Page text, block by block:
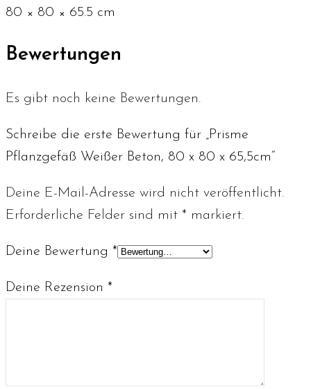
80 × 80 × 65.5 cm
Bewertungen
Es gibt noch keine Bewertungen.
Schreibe die erste Bewertung für „Prisme
Pflanzgefäß Weißer Beton, 80 x 80 x 65,5cm“
Deine E-Mail-Adresse wird nicht veröffentlicht.
Erforderliche Felder sind mit * markiert.
Deine Bewertung *
Deine Rezension *